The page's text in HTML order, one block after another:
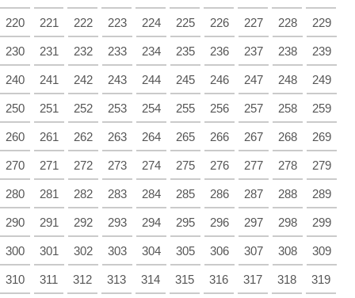
220 221 222 223 224 225 226 227 228 229
230 231 232 233 234 235 236 237 238 239
240 241 242 243 244 245 246 247 248 249
250 251 252 253 254 255 256 257 258 259
260 261 262 263 264 265 266 267 268 269
270 271 272 273 274 275 276 277 278 279
280 281 282 283 284 285 286 287 288 289
290 291 292 293 294 295 296 297 298 299
300 301 302 303 304 305 306 307 308 309
310 311 312 313 314 315 316 317 318 319